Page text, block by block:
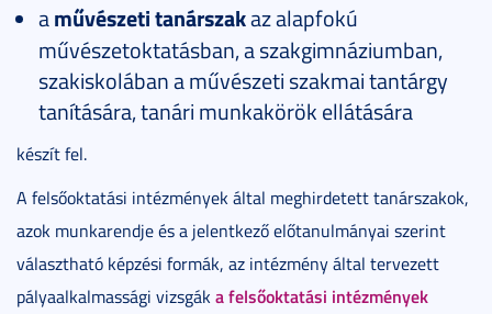
aművészeti tanárszakaz alapfokú
művészetoktatásban, a szakgimnáziumban,
szakiskolában a művészeti szakmai tantárgy
tanítására, tanári munkakörök ellátására
készít fel.
A felsőoktatási intézmények által meghirdetett tanárszakok,
azok munkarendje és a jelentkező előtanulmányai szerint
választható képzési formák, az intézmény által tervezett
pályaalkalmassági vizsgáka felsőoktatási intézmények